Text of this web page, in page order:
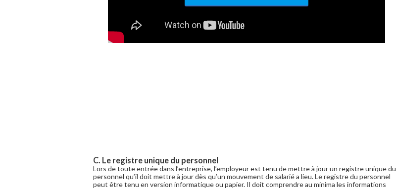
C. Le registre unique du personnel
Lors de toute entrée dans l’entreprise, l’employeur est tenu de mettre à jour un registre unique du
personnel qu’il doit mettre à jour dès qu’un mouvement de salarié a lieu. Le registre du personnel
peut être tenu en version informatique ou papier. Il doit comprendre au minima les informations